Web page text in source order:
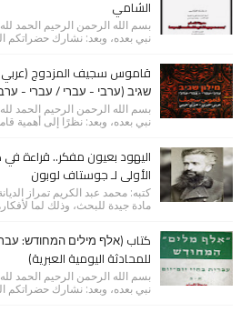
الشامي
بسم الله الرحمن الرحيم الحمد
نبي بعده، وبعد: نشارك حضراتكم
قاموس سجيف المزدوج (عربي
שגיב (ערבי - עברי / עברי -
بسم الله الرحمن الرحيم الحمد
نبي بعده، وبعد: نظرًا إلى أهمية
اليهود بعيون مفكر.. قراءة في
الأولى لـ جوستاف لوبون
كتبه: محمد عبد الكريم تمراز
مادة جيدة للبحث، وذلك لما
كتاب (אלף מילים המחודש:
للمحادثة اليومية العبرية)
بسم الله الرحمن الرحيم الحمد
نبي بعده، وبعد: نشارك حضراتكم